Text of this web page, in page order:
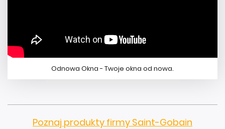
Odnowa Okna - Twoje okna od nowa.
Poznaj produkty firmy Saint-Gobain